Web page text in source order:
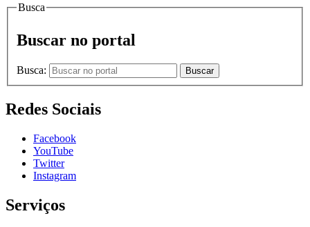
Busca
Buscar no portal
Busca: Buscar
Redes Sociais
Facebook
YouTube
Twitter
Instagram
Serviços